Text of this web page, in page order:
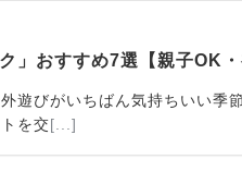
」おすすめ7選【親子OK・
遊びがいちばん気持ちいい
を交[...]